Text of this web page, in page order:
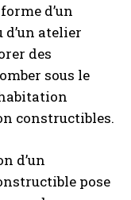
d’un
atelier
des
sous le
constructibles.
d’un
pose